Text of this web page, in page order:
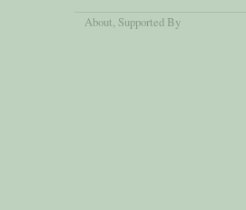
About, Supported By